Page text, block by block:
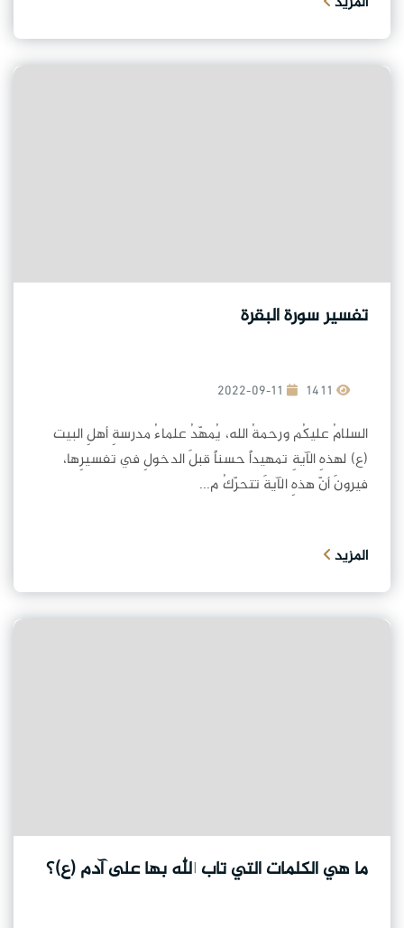
تفسير سورة البقرة
2022-09-11
السلامُ عليكُم ورحمةُ الله، يُمهّدُ علماءُ مدرسةِ أهلِ البيت
(ع) لهذهِ الآيةِ تمهيداً حسناً قبلَ الدخولِ في تفسيرِها،
فيرونَ أنّ هذهِ الآيةَ تتحرّكُ م...
المزيد
ما هي الكلمات التي تاب الله بها على آدم (ع)؟